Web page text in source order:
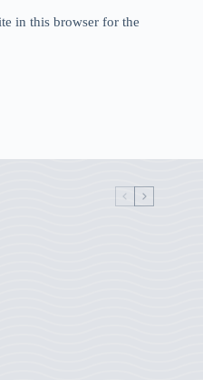
in this browser for the